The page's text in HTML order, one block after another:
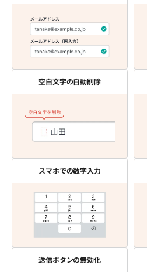
空白文字の自動削除
スマホでの数字入力
送信ボタンの無効化